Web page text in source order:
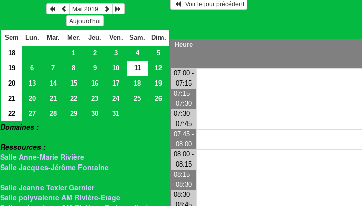
Mai 2019
Aujourd'hui
Sem Lun. Mar. Mer. Jeu. Ven. Sam.
Dim.
18
1 2 3 4
5
19
6 7 8 9 10 11
12
20
13 14 15 16 17 18
19
21
20 21 22 23 24 25
26
22
27 28 29 30 31
Domaines :
Ressources :
Salle Anne-Marie Rivière
Salle Jacques-Jérôme Fontaine
Salle Jeanne Texier Garnier
Salle polyvalente AM Rivière-Etage
   Voir le jour précédent
Heure
07:00 -
07:15
07:15 -
07:30
07:30 -
07:45
07:45 -
08:00
08:00 -
08:15
08:15 -
08:30
08:30 -